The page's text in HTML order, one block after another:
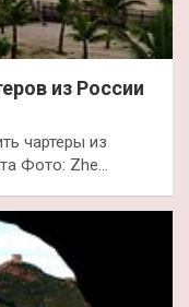
из России
чартеры из
Фото: Zhe…